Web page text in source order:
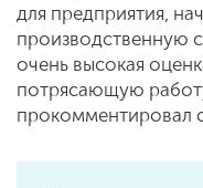
для предприятия,
производственную
очень высокая
потрясающую
прокомментировал